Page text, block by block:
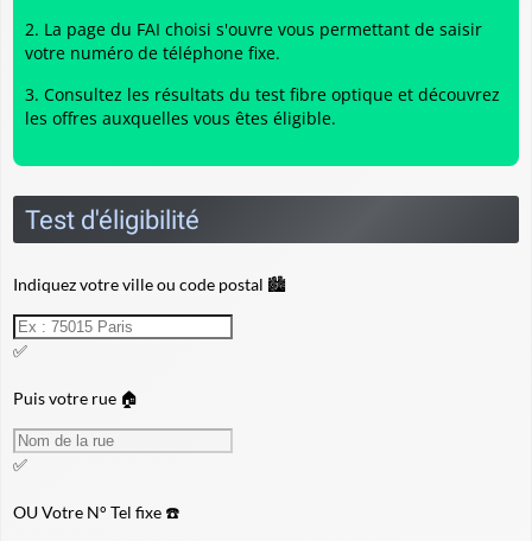
La page du FAI choisi s'ouvre vous permettant de saisir
votre numéro de téléphone fixe.
Consultez les résultats du test fibre optique et découvrez
les offres auxquelles vous êtes éligible.
Test d'éligibilité
Indiquez votre ville ou code postal 🏙️
✅
Puis votre rue 🏠
✅
OUVotre N° Tel fixe ☎️